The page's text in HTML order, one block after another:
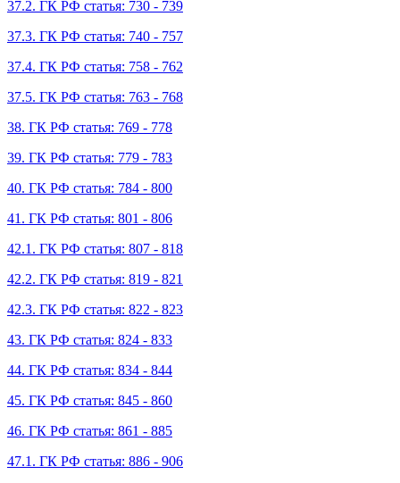
37.2. ГК РФ статья: 730 - 739
37.3. ГК РФ статья: 740 - 757
37.4. ГК РФ статья: 758 - 762
37.5. ГК РФ статья: 763 - 768
38. ГК РФ статья: 769 - 778
39. ГК РФ статья: 779 - 783
40. ГК РФ статья: 784 - 800
41. ГК РФ статья: 801 - 806
42.1. ГК РФ статья: 807 - 818
42.2. ГК РФ статья: 819 - 821
42.3. ГК РФ статья: 822 - 823
43. ГК РФ статья: 824 - 833
44. ГК РФ статья: 834 - 844
45. ГК РФ статья: 845 - 860
46. ГК РФ статья: 861 - 885
47.1. ГК РФ статья: 886 - 906